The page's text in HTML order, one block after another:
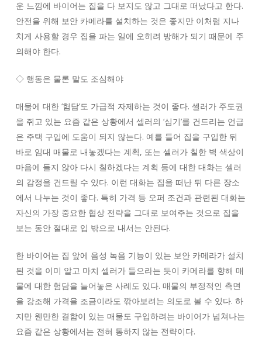
운 느낌에 바이어는 집을 다 보지도 않고 그대로 떠났다고 한다.
안전을 위해 보안 카메라를 설치하는 것은 좋지만 이처럼 지나
치게 사용할 경우 집을 파는 일에 오히려 방해가 되기 때문에 주
의해야 한다.
◇ 행동은 물론 말도 조심해야
매물에 대한 ‘험담’도 가급적 자제하는 것이 좋다. 셀러가 주도권
을 쥐고 있는 요즘 같은 상황에서 셀러의 ‘심기’를 건드리는 언급
은 주택 구입에 도움이 되지 않는다. 예를 들어 집을 구입한 뒤
바로 임대 매물로 내놓겠다는 계획, 또는 셀러가 칠한 벽 색상이
마음에 들지 않아 다시 칠하겠다는 계획 등에 대한 대화는 셀러
의 감정을 건드릴 수 있다. 이런 대화는 집을 떠난 뒤 다른 장소
에서 나누는 것이 좋다. 특히 가격 등 오퍼 조건과 관련된 대화는
자신의 가장 중요한 협상 전략을 그대로 보여주는 것으로 집을
보는 동안 절대로 입 밖으로 내서는 안된다.
한 바이어는 집 앞에 음성 녹음 기능이 있는 보안 카메라가 설치
된 것을 이미 알고 마치 셀러가 들으라는 듯이 카메라를 향해 매
물에 대한 험담을 늘어놓은 사례도 있다. 매물의 부정적인 측면
을 강조해 가격을 조금이라도 깎아보려는 의도로 볼 수 있다. 하
지만 웬만한 결함이 있는 매물도 구입하려는 바이어가 넘쳐나는
요즘 같은 상황에서는 전혀 통하지 않는 전략이다.